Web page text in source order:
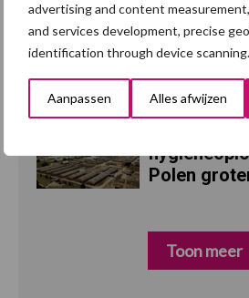
advertising and content
and services development, precise
identification through device scanning.
Aanpassen Alles afwijzen
7 aug
grillig:
geopolitiek
in de greep
Polen
Toon meer